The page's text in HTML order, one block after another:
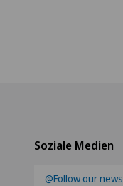
Soziale Medien
@Follow our news